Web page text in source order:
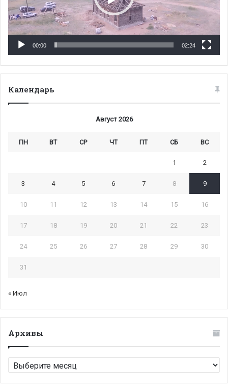
00:00 02:24
Календарь
Август 2026
ПН ВТ СР ЧТ ПТ СБ ВС
1 2
3 4 5 6 7 8 9
10 11 12 13 14 15 16
17 18 19 20 21 22 23
24 25 26 27 28 29 30
31
« Июл
Архивы
Архивы